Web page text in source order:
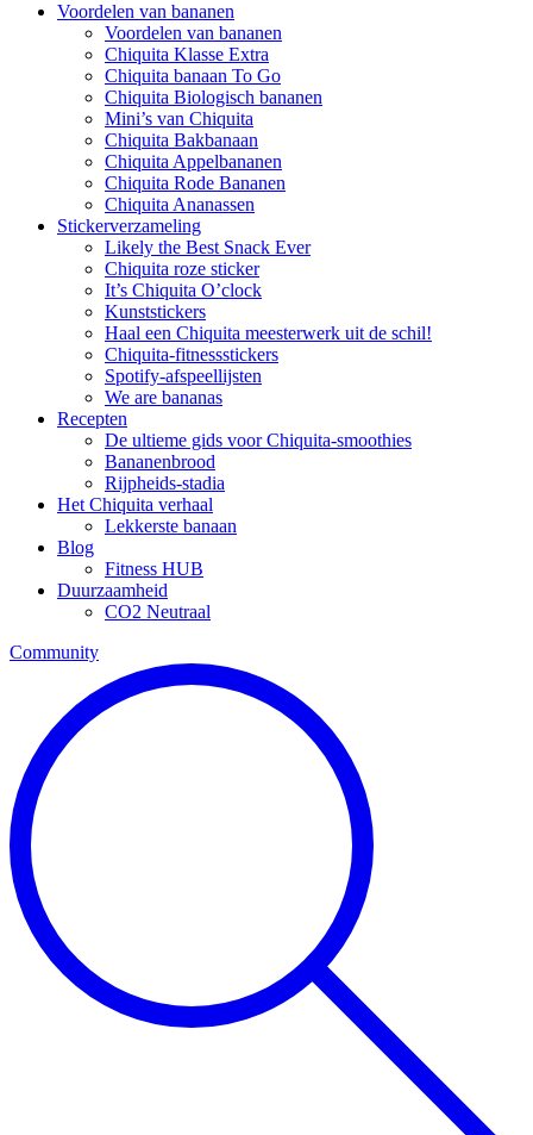
Voordelen van bananen
Voordelen van bananen
Chiquita Klasse Extra
Chiquita banaan To Go
Chiquita Biologisch bananen
Mini’s van Chiquita
Chiquita Bakbanaan
Chiquita Appelbananen
Chiquita Rode Bananen
Chiquita Ananassen
Stickerverzameling
Likely the Best Snack Ever
Chiquita roze sticker
It’s Chiquita O’clock
Kunststickers
Haal een Chiquita meesterwerk uit de schil!
Chiquita-fitnessstickers
Spotify-afspeellijsten
We are bananas
Recepten
De ultieme gids voor Chiquita-smoothies
Bananenbrood
Rijpheids-stadia
Het Chiquita verhaal
Lekkerste banaan
Blog
Fitness HUB
Duurzaamheid
CO2 Neutraal
Community